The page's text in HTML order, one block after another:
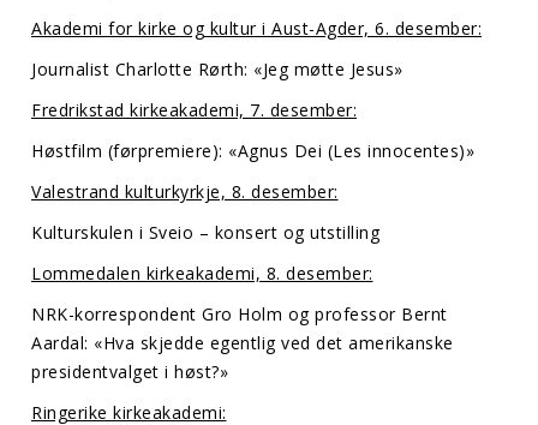
Akademi for kirke og kultur i Aust-Agder, 6. desember:
Journalist Charlotte Rørth: «Jeg møtte Jesus»
Fredrikstad kirkeakademi, 7. desember:
Høstfilm (førpremiere): «Agnus Dei (Les innocentes)»
Valestrand kulturkyrkje, 8. desember:
Kulturskulen i Sveio – konsert og utstilling
Lommedalen kirkeakademi, 8. desember:
NRK-korrespondent Gro Holm og professor Bernt
Aardal: «Hva skjedde egentlig ved det amerikanske
presidentvalget i høst?»
Ringerike kirkeakademi: